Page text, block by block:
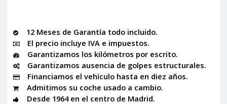
12 Meses de Garantía todo incluido.
El precio incluye IVA e impuestos.
Garantizamos los kilómetros por escrito.
Garantizamos ausencia de golpes estructurales.
Financiamos el vehículo hasta en diez años.
Admitimos su coche usado a cambio.
Desde 1964 en el centro de Madrid.